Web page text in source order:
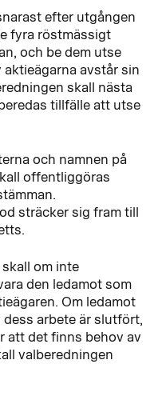
efter utgången
fyra röstmässigt
och be dem utse
avstår sin
skall nästa
tillfälle att utse
och namnen på
offentliggöras
sträcker sig fram till
om inte
den ledamot som
Om ledamot
arbete är slutfört,
att det finns behov av
valberedningen